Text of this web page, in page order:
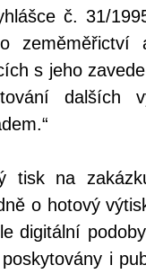
č. 31/
s jeho
dalších
tisk na
o hotový
digitální
i